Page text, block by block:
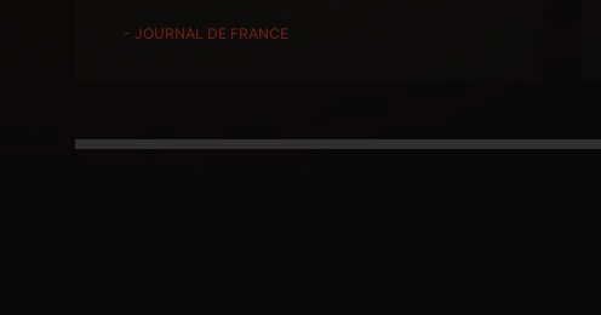
- JOURNAL DE FRANCE